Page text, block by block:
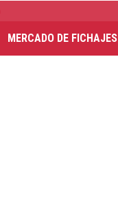
MERCADO DE FICHAJES